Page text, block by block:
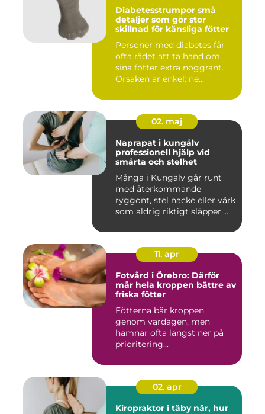
Diabetesstrumpor små
detaljer som gör stor
skillnad för känsliga fötter
Personer med diabetes får
ofta rådet att ta hand om
sina fötter extra noggrant.
Orsaken är enkel: ne...
02. maj
Naprapat i kungälv
professionell hjälp vid
smärta och stelhet
Många i Kungälv går runt
med återkommande
ryggont, stel nacke eller värk
som aldrig riktigt släpper....
11. apr
Fotvård i Örebro: Därför
mår hela kroppen bättre av
friska fötter
Fötterna bär kroppen
genom vardagen, men
hamnar ofta längst ner på
prioritering...
02. apr
Kiropraktor i täby när, hur